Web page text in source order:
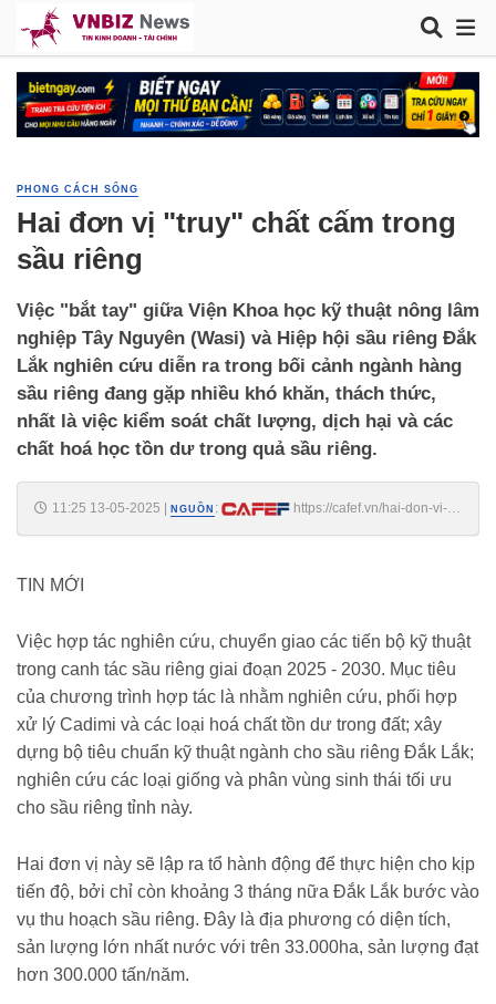
PHONG CÁCH SỐNG
Hai đơn vị "truy" chất cấm trong
sầu riêng
Việc "bắt tay" giữa Viện Khoa học kỹ thuật nông lâm
nghiệp Tây Nguyên (Wasi) và Hiệp hội sầu riêng Đắk
Lắk nghiên cứu diễn ra trong bối cảnh ngành hàng
sầu riêng đang gặp nhiều khó khăn, thách thức,
nhất là việc kiểm soát chất lượng, dịch hại và các
chất hoá học tồn dư trong quả sầu riêng.
11:25 13-05-2025 NGUỒN :
https://cafef.vn/hai-don-vi-
TIN MỚI
Việc hợp tác nghiên cứu, chuyển giao các tiến bộ kỹ thuật
trong canh tác sầu riêng giai đoạn 2025 - 2030. Mục tiêu
của chương trình hợp tác là nhằm nghiên cứu, phối hợp
xử lý Cadimi và các loại hoá chất tồn dư trong đất; xây
dựng bộ tiêu chuẩn kỹ thuật ngành cho sầu riêng Đắk Lắk;
nghiên cứu các loại giống và phân vùng sinh thái tối ưu
cho sầu riêng tỉnh này.
Hai đơn vị này sẽ lập ra tổ hành động để thực hiện cho kịp
tiến độ, bởi chỉ còn khoảng 3 tháng nữa Đắk Lắk bước vào
vụ thu hoạch sầu riêng. Đây là địa phương có diện tích,
sản lượng lớn nhất nước với trên 33.000ha, sản lượng đạt
hơn 300.000 tấn/năm.